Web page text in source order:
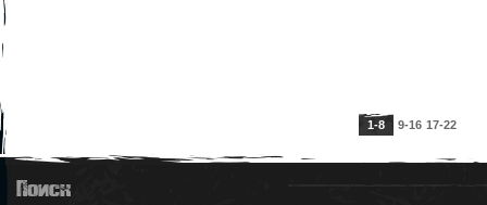
1-8 9-16 17-22
Поиск